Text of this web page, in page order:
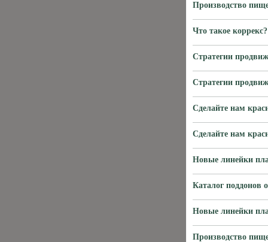
Производство
Что такое коррекс?
Стратегии
Стратегии
Сделайте нам
Сделайте нам
Новые линейки
Каталог поддонов
Новые линейки
Производство